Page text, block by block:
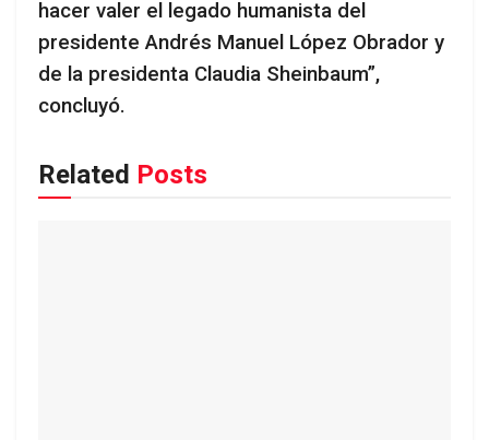
hacer valer el legado humanista del
presidente Andrés Manuel López Obrador y
de la presidenta Claudia Sheinbaum”,
concluyó.
Related Posts